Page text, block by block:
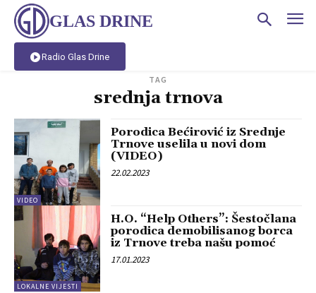
GLAS DRINE
Radio Glas Drine
TAG
srednja trnova
VIDEO
Porodica Bećirović iz Srednje
Trnove uselila u novi dom
(VIDEO)
22.02.2023
LOKALNE VIJESTI
H.O. “Help Others”: Šestočlana
porodica demobilisanog borca
iz Trnove treba našu pomoć
17.01.2023